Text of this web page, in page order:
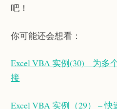
吧！
你可能还会想看：
Excel VBA 实例(30) – 为多
接
Excel VBA 实例（29） –